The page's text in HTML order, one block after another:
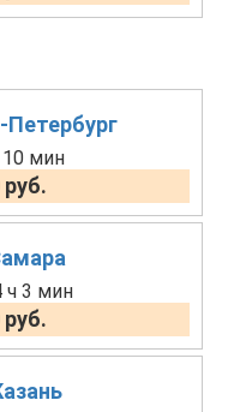
10 мин
ч 3 мин